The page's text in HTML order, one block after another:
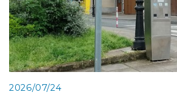
2026/07/24